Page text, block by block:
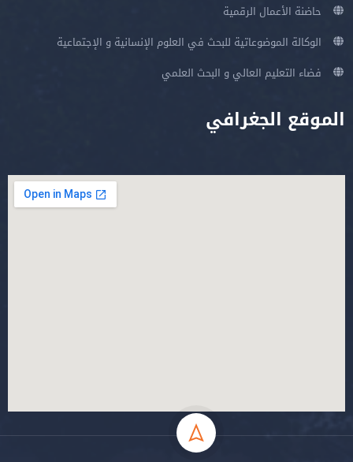
حاضنة الأعمال الرقمية
الوكالة الموضوعاتية للبحث في العلوم الإنسانية و الإجتماعية
فضاء التعليم العالي و البحث العلمي
الموقع الجغرافي